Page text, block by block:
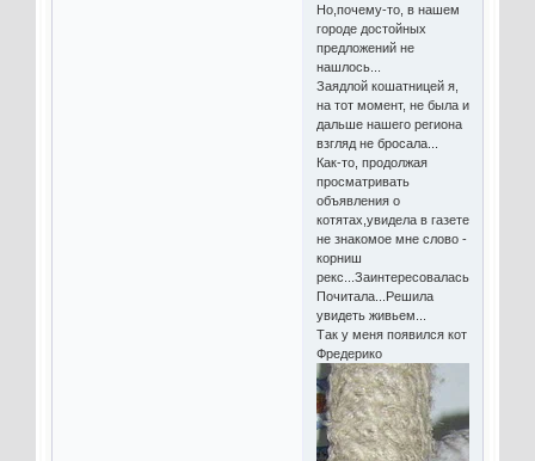
Но,почему-то, в нашем
городе достойных
предложений не
нашлось...
Заядлой кошатницей я,
на тот момент, не была и
дальше нашего региона
взгляд не бросала...
Как-то, продолжая
просматривать
объявления о
котятах,увидела в газете
не знакомое мне слово -
корниш
рекс...Заинтересовалась...
Почитала...Решила
увидеть живьем...
Так у меня появился кот
Фредерико